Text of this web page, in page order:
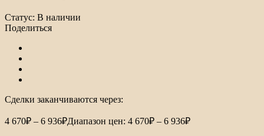
Статус: В наличии
Поделиться
Сделки заканчиваются через:
4 670₽ – 6 936₽Диапазон цен: 4 670₽ – 6 936₽